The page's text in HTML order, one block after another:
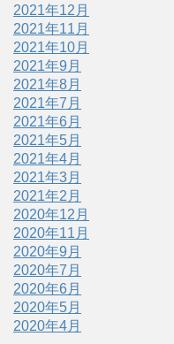
2021年12月
2021年11月
2021年10月
2021年9月
2021年8月
2021年7月
2021年6月
2021年5月
2021年4月
2021年3月
2021年2月
2020年12月
2020年11月
2020年9月
2020年7月
2020年6月
2020年5月
2020年4月